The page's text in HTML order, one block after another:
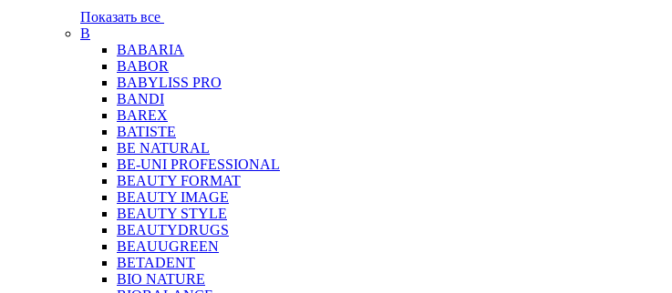
Показать все
B
BABARIA
BABOR
BABYLISS PRO
BANDI
BAREX
BATISTE
BE NATURAL
BE-UNI PROFESSIONAL
BEAUTY FORMAT
BEAUTY IMAGE
BEAUTY STYLE
BEAUTYDRUGS
BEAUUGREEN
BETADENT
BIO NATURE